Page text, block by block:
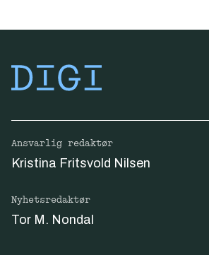
Ansvarlig redaktør
Kristina Fritsvold Nilsen
Nyhetsredaktør
Tor M. Nondal